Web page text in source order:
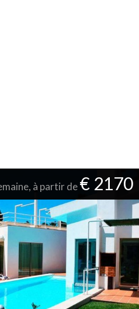
à partir de€ 2170